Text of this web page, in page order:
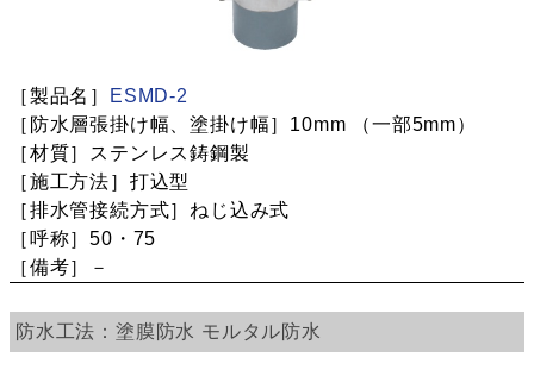
ESMD-2
10mm （一部5mm）
ステンレス鋳鋼製
打込型
ねじ込み式
50・75
－
塗膜防水 モルタル防水